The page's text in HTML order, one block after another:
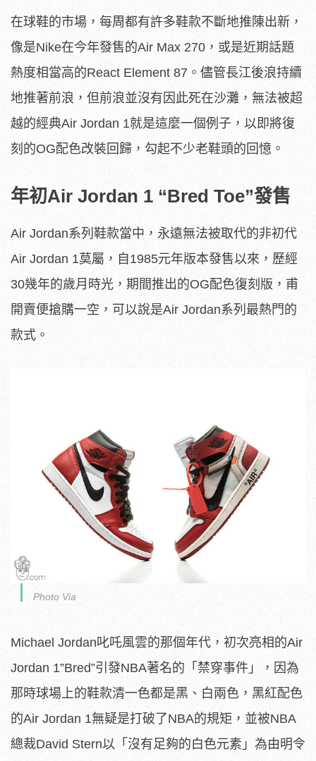
在球鞋的市場，每周都有許多鞋款不斷地推陳出新，
像是Nike在今年發售的Air Max 270，或是近期話題
熱度相當高的React Element 87。儘管長江後浪持續
地推著前浪，但前浪並沒有因此死在沙灘，無法被超
越的經典Air Jordan 1就是這麼一個例子，以即將復
刻的OG配色改裝回歸，勾起不少老鞋頭的回憶。
年初Air Jordan 1 “Bred Toe”發售
Air Jordan系列鞋款當中，永遠無法被取代的非初代
Air Jordan 1莫屬，自1985元年版本發售以來，歷經
30幾年的歲月時光，期間推出的OG配色復刻版，甫
開賣便搶購一空，可以說是Air Jordan系列最熱門的
款式。
Photo Via
Michael Jordan叱吒風雲的那個年代，初次亮相的Air
Jordan 1”Bred”引發NBA著名的「禁穿事件」，因為
那時球場上的鞋款清一色都是黑、白兩色，黑紅配色
的Air Jordan 1無疑是打破了NBA的規矩，並被NBA
總裁David Stern以「沒有足夠的白色元素」為由明令